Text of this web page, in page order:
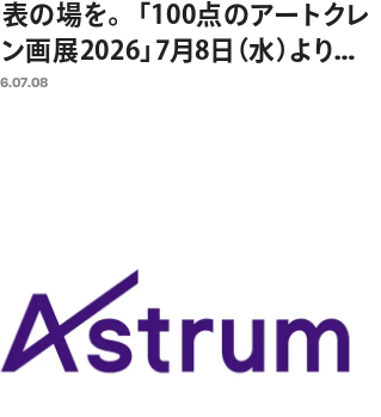
の場を。 「100点のアートクレ
画展2026」7月8日（水）より作
集開始 2025年の応募総数